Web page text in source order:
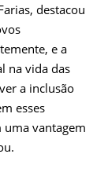
destacou
e a
na vida das
a inclusão
esses
uma vantagem